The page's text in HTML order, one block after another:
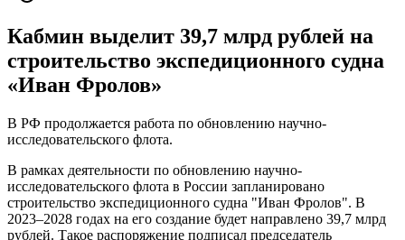
Кабмин выделит 39,7 млрд рублей на
строительство экспедиционного судна
«Иван Фролов»
В РФ продолжается работа по обновлению научно-
исследовательского флота.
В рамках деятельности по обновлению научно-
исследовательского флота в России запланировано
строительство экспедиционного судна "Иван Фролов". В
2023–2028 годах на его создание будет направлено 39,7 млрд
рублей. Такое распоряжение подписал председатель